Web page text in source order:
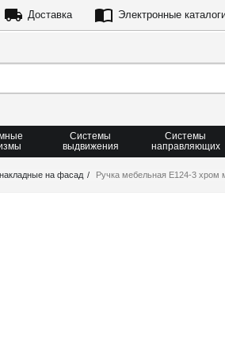
Доставка Электронные
Системы
выдвижения
Системы
направляющих
на фасад Ручка мебельная Е124-3 хром